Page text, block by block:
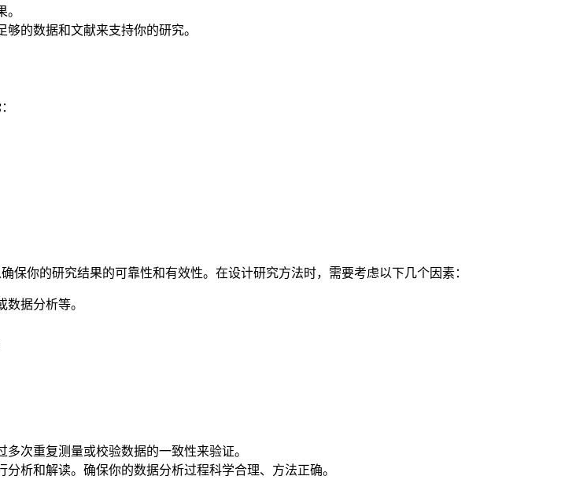
的数据和文献来支持你的研究。
你的研究结果的可靠性和有效性。在设计研究方法时，需要考虑以下几个因素：
据分析等。
次重复测量或校验数据的一致性来验证。
析和解读。确保你的数据分析过程科学合理、方法正确。